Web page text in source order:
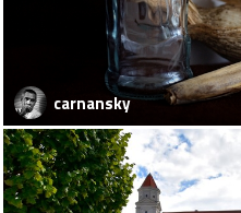
carnansky